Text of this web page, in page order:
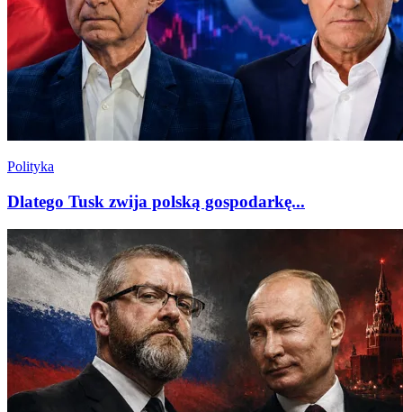
Polityka
Dlatego Tusk zwija polską gospodarkę...